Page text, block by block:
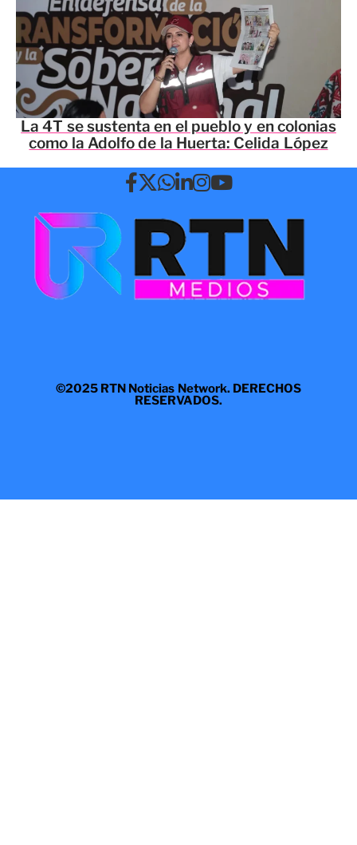
La 4T se sustenta en el pueblo y en colonias
como la Adolfo de la Huerta: Celida López
©2025 RTN Noticias Network. DERECHOS
RESERVADOS.